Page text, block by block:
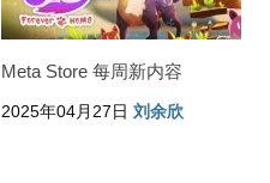
Meta Store 每周新内容
2025年04月27日 刘余欣